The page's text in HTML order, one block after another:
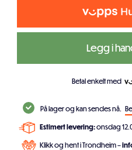
Legg i
Betal enkelt med
På lager og kan sendes nå.
Estimert levering:onsdag
Klikk og hent i Trondheim –